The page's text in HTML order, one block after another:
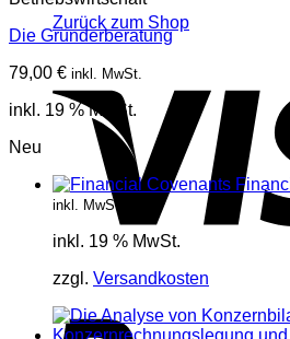
Zurück zum Shop
Die Gründerberatung
79,00 € inkl. MwSt.
inkl. 19 % MwSt.
Neu
inkl. MwSt.
inkl. 19 % MwSt.
zzgl. Versandkosten